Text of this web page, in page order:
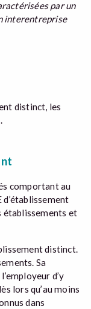
par un
interentreprise
distinct, les
comportant au
établissements et
distinct.
Sa
d’y
lors qu’au moins
dans